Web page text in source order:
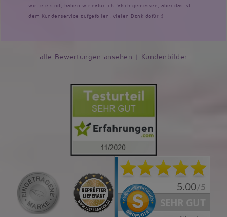
wir leie sind, haben wir natürlich falsch gemessen, aber das ist
dem Kundenservice aufgefallen, vielen Dank dafür :)
alle Bewertungen ansehen | Kundenbilder